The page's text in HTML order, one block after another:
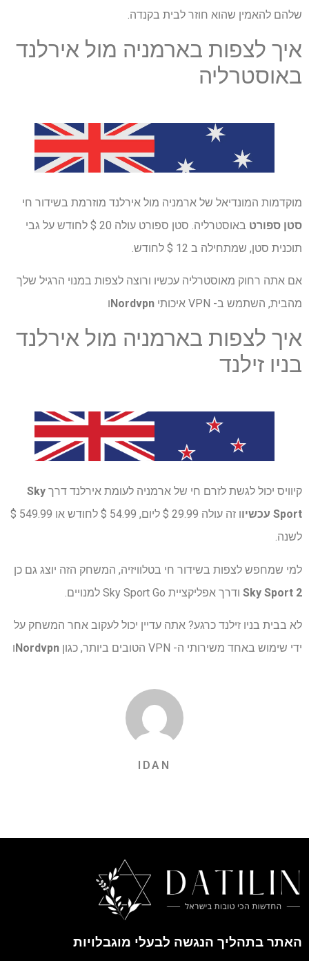
שלהם להאמין שהוא חוזר לבית בקנדה.
איך לצפות בארמניה מול אירלנד
באוסטרליה
מוקדמות המונדיאל של ארמניה מול אירלנד מוזרמת בשידור חי
סטן ספורט
באוסטרליה. סטן ספורט עולה 20 $ לחודש על גבי
תוכנית סטן, שמתחילה ב 12 $ לחודש.
אם אתה רחוק מאוסטרליה עכשיו ורוצה לצפות במנוי הרגיל שלך
מהבית, השתמש ב- VPN איכותי
Nordvpn ו
איך לצפות בארמניה מול אירלנד
בניו זילנד
קיוויס יכול לגשת לזרם חי של ארמניה לעומת אירלנד דרך Sky
Sport עכשיו
ו זה עולה 29.99 $ ליום, 54.99 $ לחודש או 549.99 $
לשנה.
למי שמחפש לצפות בשידור חי בטלוויזיה, המשחק הזה יוצג גם כן
Sky Sport 2 ודרך אפליקציית Sky Sport Go למנויים.
לא בבית בניו זילנד כרגע? אתה עדיין יכול לעקוב אחר המשחק על
ידי שימוש באחד משירותי ה- VPN הטובים ביותר, כגון
Nordvpn ו
IDAN
האתר בתהליך הנגשה לבעלי מוגבלויות